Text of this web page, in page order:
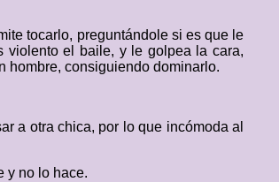
tocarlo, preguntándole si es que le
violento el baile, y le golpea la cara,
hombre, consiguiendo dominarlo.
a otra chica, por lo que incómoda al
y no lo hace.